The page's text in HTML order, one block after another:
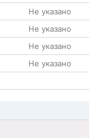
Не указано
Не указано
Не указано
Не указано